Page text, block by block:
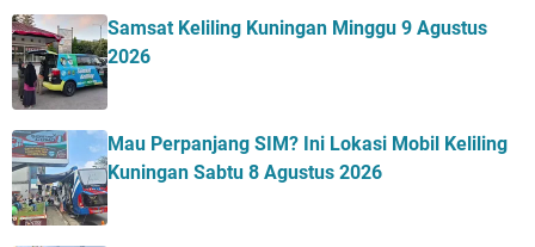
Samsat Keliling Kuningan Minggu 9 Agustus
2026
Mau Perpanjang SIM? Ini Lokasi Mobil Keliling
Kuningan Sabtu 8 Agustus 2026